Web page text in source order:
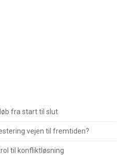
fra start til slut
vejen til fremtiden?
til konfliktløsning